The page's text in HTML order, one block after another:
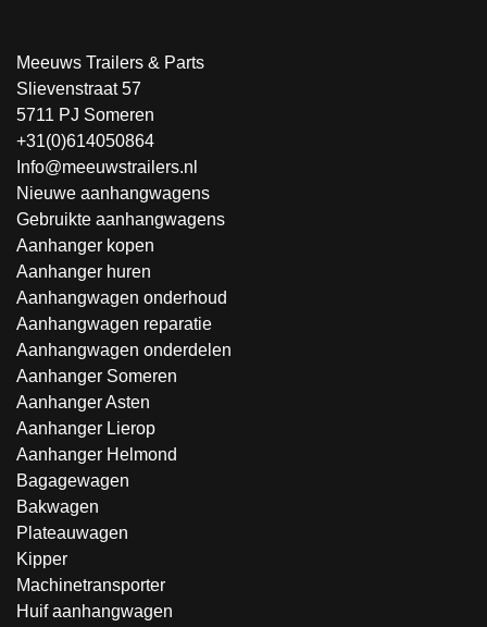
Meeuws Trailers & Parts
Slievenstraat 57
5711 PJ Someren
+31(0)614050864
Info@meeuwstrailers.nl
Nieuwe aanhangwagens
Gebruikte aanhangwagens
Aanhanger kopen
Aanhanger huren
Aanhangwagen onderhoud
Aanhangwagen reparatie
Aanhangwagen onderdelen
Aanhanger Someren
Aanhanger Asten
Aanhanger Lierop
Aanhanger Helmond
Bagagewagen
Bakwagen
Plateauwagen
Kipper
Machinetransporter
Huif aanhangwagen